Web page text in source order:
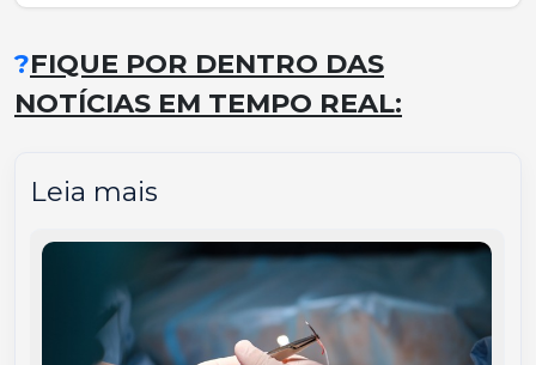
?FIQUE POR DENTRO DAS
NOTÍCIAS EM TEMPO REAL:
Leia mais